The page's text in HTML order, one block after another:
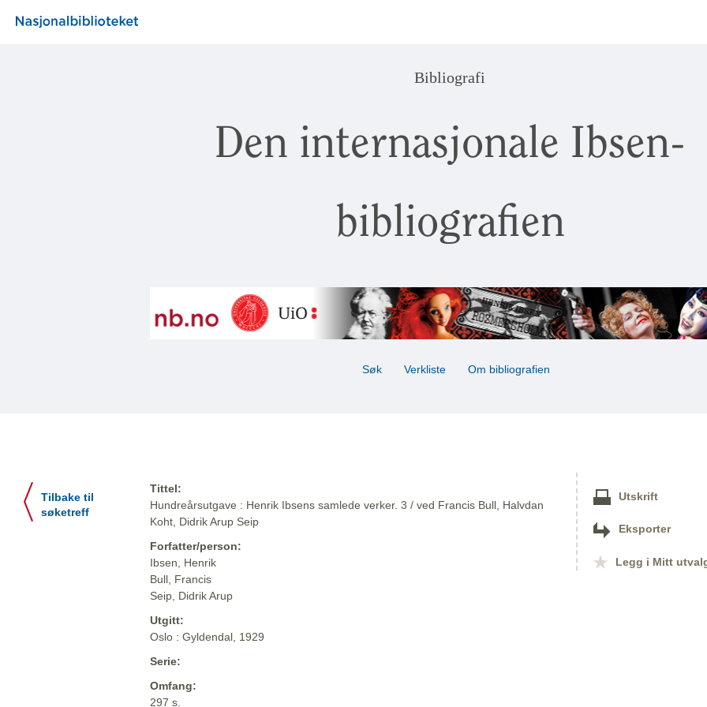
Bibliografi
Den internasjonale Ibsen-
bibliografien
Søk Verkliste Om bibliografien
Tilbake til
søketreff
Tittel:
Hundreårsutgave : Henrik Ibsens samlede verker. 3 / ved Francis Bull, Halvdan
Koht, Didrik Arup Seip
Forfatter/person:
Ibsen, Henrik
Bull, Francis
Seip, Didrik Arup
Utgitt:
Oslo : Gyldendal, 1929
Serie:
Omfang:
297 s.
Utskrift
Eksporter
Legg i Mitt